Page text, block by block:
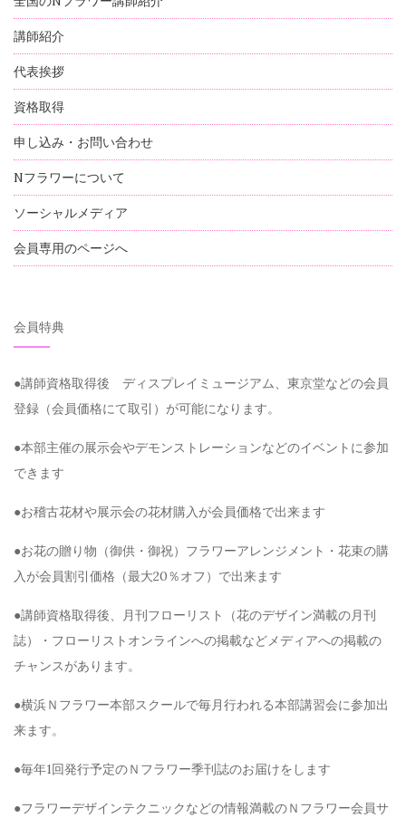
講師紹介
代表挨拶
資格取得
申し込み・お問い合わせ
Nフラワーについて
ソーシャルメディア
会員専用のページへ
会員特典
●講師資格取得後 ディスプレイミュージアム、東京堂などの会員
登録（会員価格にて取引）が可能になります。
●本部主催の展示会やデモンストレーションなどのイベントに参加
できます
●お稽古花材や展示会の花材購入が会員価格で出来ます
●お花の贈り物（御供・御祝）フラワーアレンジメント・花束の購
入が会員割引価格（最大20％オフ）で出来ます
●講師資格取得後、月刊フローリスト（花のデザイン満載の月刊
誌）・フローリストオンラインへの掲載などメディアへの掲載の
チャンスがあります。
●横浜Ｎフラワー本部スクールで毎月行われる本部講習会に参加出
来ます。
●毎年1回発行予定のＮフラワー季刊誌のお届けをします
●フラワーデザインテクニックなどの情報満載のＮフラワー会員サ